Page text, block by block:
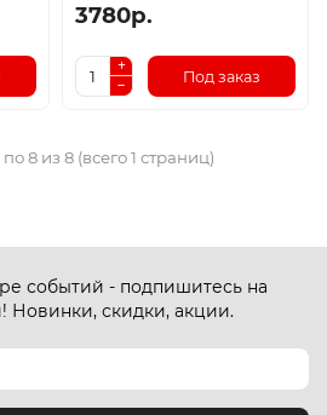
3780р.
Под заказ
8 из 8 (всего 1 страниц)
событий - подпишитесь на
Новинки, скидки, акции.